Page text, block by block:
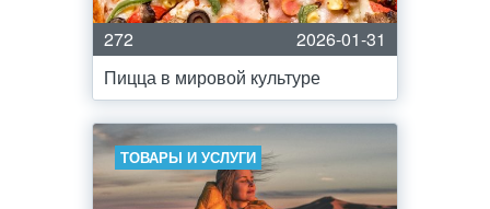
272
2026-01-31
Пицца в мировой культуре
ТОВАРЫ И УСЛУГИ